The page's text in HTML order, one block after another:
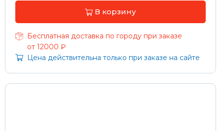
В корзину
Бесплатная доставка по городу при заказе
от 12000 ₽
Цена действительна только при заказе на сайте